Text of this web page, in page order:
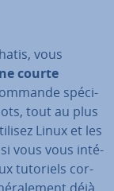
vous
courte
spé­ci­
tout au plus
Linux et les
vous vous in­té­
tutoriels cor­